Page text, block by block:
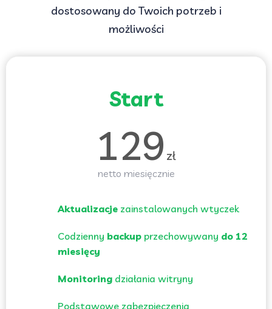
dostosowany do Twoich potrzeb i
możliwości
Start
129 zł
netto miesięcznie
Aktualizacje zainstalowanych wtyczek
Codzienny backup przechowywany do 12
miesięcy
Monitoring działania witryny
Podstawowe zabezpieczenia